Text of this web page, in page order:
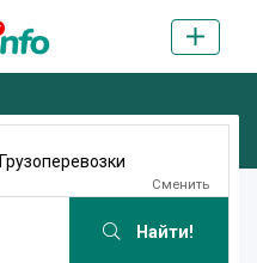
Грузоперевозки
Сменить
Найти!